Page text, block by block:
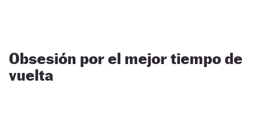
Obsesión por el mejor tiempo de
vuelta